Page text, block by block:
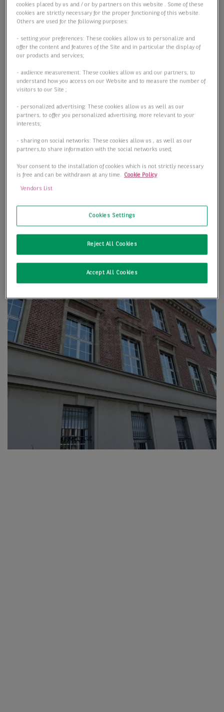
cookies placed by us and / or by partners on this website . Some of these
cookies are strictly necessary for the proper functioning of this website.
Others are used for the following purposes:
- setting your preferences: These cookies allow us to personalize and
offer the content and features of the Site and in particular the display of
our products and services;
- audience measurement: These cookies allow us and our partners, to
understand how you access on our Website and to measure the number of
visitors to our Site ;
- personalized advertising: These cookies allow us as well as our
partners, to offer you personalized advertising, more relevant to your
interests;
- sharing on social networks: These cookies allow us , as well as our
partners,to share information with the social networks used;
Your consent to the installation of cookies which is not strictly necessary
is free and can be withdrawn at any time. Cookie Policy
Vendors List
Cookies Settings
Reject All Cookies
Accept All Cookies